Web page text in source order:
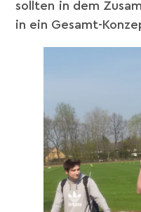
sollten in dem
in ein Gesamt-